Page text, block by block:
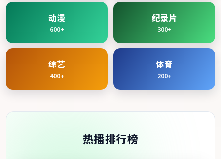
动漫
600+
纪录片
300+
综艺
400+
体育
200+
热播排行榜